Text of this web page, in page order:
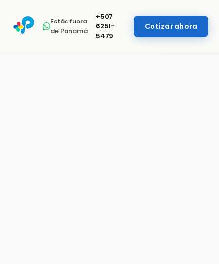
Estás fuera
de Panamá
+507
6251-
5479
Cotizar ahora